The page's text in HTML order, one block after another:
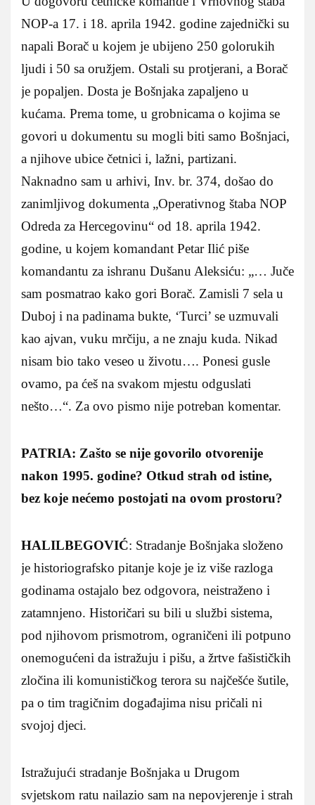
NOP-a 17. i 18. aprila 1942. godine zajednički su
napali Borač u kojem je ubijeno 250 golorukih
ljudi i 50 sa oružjem. Ostali su protjerani, a Borač
je popaljen. Dosta je Bošnjaka zapaljeno u
kućama. Prema tome, u grobnicama o kojima se
govori u dokumentu su mogli biti samo Bošnjaci,
a njihove ubice četnici i, lažni, partizani.
Naknadno sam u arhivi, Inv. br. 374, došao do
zanimljivog dokumenta „Operativnog štaba NOP
Odreda za Hercegovinu“ od 18. aprila 1942.
godine, u kojem komandant Petar Ilić piše
komandantu za ishranu Dušanu Aleksiću: „… Juče
sam posmatrao kako gori Borač. Zamisli 7 sela u
Duboj i na padinama bukte, ‘Turci’ se uzmuvali
kao ajvan, vuku mrčiju, a ne znaju kuda. Nikad
nisam bio tako veseo u životu…. Ponesi gusle
ovamo, pa ćeš na svakom mjestu odguslati
nešto…“. Za ovo pismo nije potreban komentar.
PATRIA: Zašto se nije govorilo otvorenije
nakon 1995. godine? Otkud strah od istine,
bez koje nećemo postojati na ovom prostoru?
HALILBEGOVIĆ: Stradanje Bošnjaka složeno
je historiografsko pitanje koje je iz više razloga
godinama ostajalo bez odgovora, neistraženo i
zatamnjeno. Historičari su bili u službi sistema,
pod njihovom prismotrom, ograničeni ili potpuno
onemogućeni da istražuju i pišu, a žrtve fašističkih
zločina ili komunističkog terora su najčešće šutile,
pa o tim tragičnim događajima nisu pričali ni
svojoj djeci.
Istražujući stradanje Bošnjaka u Drugom
svjetskom ratu nailazio sam na nepovjerenje i strah